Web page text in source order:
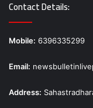
Contact Details:
Mobile: 6396335299
Email:
Address: